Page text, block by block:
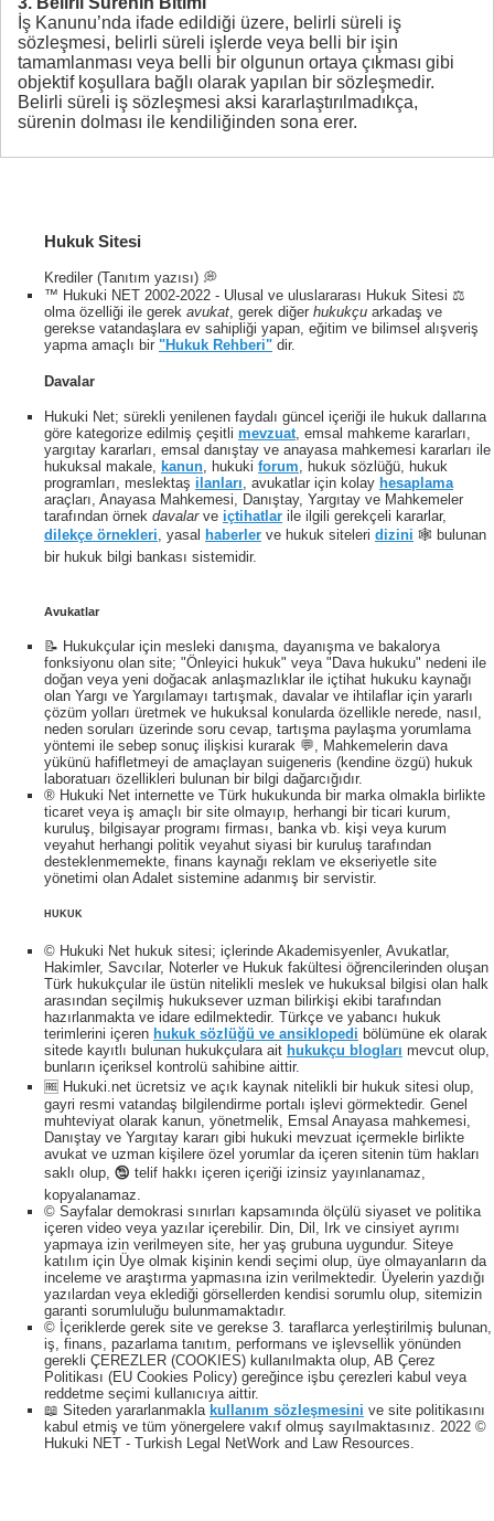
İş Kanunu’nda ifade edildiği üzere, belirli süreli iş
sözleşmesi, belirli süreli işlerde veya belli bir işin
tamamlanması veya belli bir olgunun ortaya çıkması gibi
objektif koşullara bağlı olarak yapılan bir sözleşmedir.
Belirli süreli iş sözleşmesi aksi kararlaştırılmadıkça,
sürenin dolması ile kendiliğinden sona erer.
Hukuk Sitesi
Krediler (Tanıtım yazısı) 💭
™ Hukuki NET 2002-2022 - Ulusal ve uluslararası Hukuk Sitesi ⚖️
olma özelliği ile gerek avukat, gerek diğer hukukçu arkadaş ve
gerekse vatandaşlara ev sahipliği yapan, eğitim ve bilimsel alışveriş
yapma amaçlı bir "Hukuk Rehberi" dir.
Davalar
Hukuki Net; sürekli yenilenen faydalı güncel içeriği ile hukuk dallarına
göre kategorize edilmiş çeşitli mevzuat, emsal mahkeme kararları,
yargıtay kararları, emsal danıştay ve anayasa mahkemesi kararları ile
hukuksal makale, kanun, hukuki forum, hukuk sözlüğü, hukuk
programları, meslektaş ilanları, avukatlar için kolay hesaplama
araçları, Anayasa Mahkemesi, Danıştay, Yargıtay ve Mahkemeler
tarafından örnek davalarve içtihatlar ile ilgili gerekçeli kararlar,
dilekçe örnekleri, yasal haberler ve hukuk siteleri dizini 🕸 bulunan
bir hukuk bilgi bankası sistemidir.
Avukatlar
📝 Hukukçular için mesleki danışma, dayanışma ve bakalorya
fonksiyonu olan site; "Önleyici hukuk" veya "Dava hukuku" nedeni ile
doğan veya yeni doğacak anlaşmazlıklar ile içtihat hukuku kaynağı
olan Yargı ve Yargılamayı tartışmak, davalar ve ihtilaflar için yararlı
çözüm yolları üretmek ve hukuksal konularda özellikle nerede, nasıl,
neden soruları üzerinde soru cevap, tartışma paylaşma yorumlama
yöntemi ile sebep sonuç ilişkisi kurarak 💬, Mahkemelerin dava
yükünü hafifletmeyi de amaçlayan suigeneris (kendine özgü) hukuk
laboratuarı özellikleri bulunan bir bilgi dağarcığıdır.
® Hukuki Net internette ve Türk hukukunda bir marka olmakla birlikte
ticaret veya iş amaçlı bir site olmayıp, herhangi bir ticari kurum,
kuruluş, bilgisayar programı firması, banka vb. kişi veya kurum
veyahut herhangi politik veyahut siyasi bir kuruluş tarafından
desteklenmemekte, finans kaynağı reklam ve ekseriyetle site
yönetimi olan Adalet sistemine adanmış bir servistir.
HUKUK
© Hukuki Net hukuk sitesi; içlerinde Akademisyenler, Avukatlar,
Hakimler, Savcılar, Noterler ve Hukuk fakültesi öğrencilerinden oluşan
Türk hukukçular ile üstün nitelikli meslek ve hukuksal bilgisi olan halk
arasından seçilmiş hukuksever uzman bilirkişi ekibi tarafından
hazırlanmakta ve idare edilmektedir. Türkçe ve yabancı hukuk
terimlerini içeren hukuk sözlüğü ve ansiklopedi bölümüne ek olarak
sitede kayıtlı bulunan hukukçulara ait hukukçu blogları mevcut olup,
bunların içeriksel kontrolü sahibine aittir.
🆓 Hukuki.net ücretsiz ve açık kaynak nitelikli bir hukuk sitesi olup,
gayri resmi vatandaş bilgilendirme portalı işlevi görmektedir. Genel
muhteviyat olarak kanun, yönetmelik, Emsal Anayasa mahkemesi,
Danıştay ve Yargıtay kararı gibi hukuki mevzuat içermekle birlikte
avukat ve uzman kişilere özel yorumlar da içeren sitenin tüm hakları
saklı olup, 🕲 telif hakkı içeren içeriği izinsiz yayınlanamaz,
kopyalanamaz.
© Sayfalar demokrasi sınırları kapsamında ölçülü siyaset ve politika
içeren video veya yazılar içerebilir. Din, Dil, Irk ve cinsiyet ayrımı
yapmaya izin verilmeyen site, her yaş grubuna uygundur. Siteye
katılım için Üye olmak kişinin kendi seçimi olup, üye olmayanların da
inceleme ve araştırma yapmasına izin verilmektedir. Üyelerin yazdığı
yazılardan veya eklediği görsellerden kendisi sorumlu olup, sitemizin
garanti sorumluluğu bulunmamaktadır.
© İçeriklerde gerek site ve gerekse 3. taraflarca yerleştirilmiş bulunan,
iş, finans, pazarlama tanıtım, performans ve işlevsellik yönünden
gerekli ÇEREZLER (COOKIES) kullanılmakta olup, AB Çerez
Politikası (EU Cookies Policy) gereğince işbu çerezleri kabul veya
reddetme seçimi kullanıcıya aittir.
📖 Siteden yararlanmakla kullanım sözleşmesini ve site politikasını
kabul etmiş ve tüm yönergelere vakıf olmuş sayılmaktasınız. 2022 ©
Hukuki NET - Turkish Legal NetWork and Law Resources.